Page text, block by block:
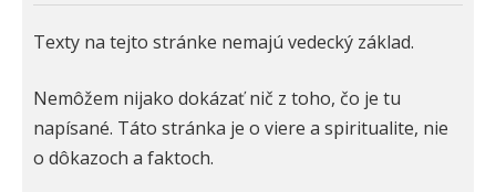
Texty na tejto stránke nemajú vedecký základ.
Nemôžem nijako dokázať nič z toho, čo je tu
napísané. Táto stránka je o viere a spiritualite, nie
o dôkazoch a faktoch.